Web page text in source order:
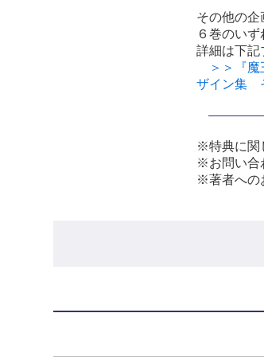
その他の
６巻のい
詳細は下記
＞＞『魔
ザイン集
※特典に関
※お問い合
※著者への